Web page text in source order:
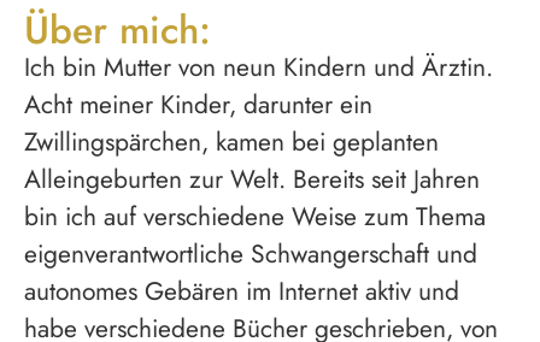
Über mich:
Ich bin Mutter von neun Kindern und Ärztin.
Acht meiner Kinder, darunter ein
Zwillingspärchen, kamen bei geplanten
Alleingeburten zur Welt. Bereits seit Jahren
bin ich auf verschiedene Weise zum Thema
eigenverantwortliche Schwangerschaft und
autonomes Gebären im Internet aktiv und
habe verschiedene Bücher geschrieben, von